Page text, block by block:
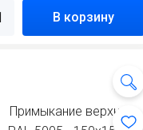
В корзину